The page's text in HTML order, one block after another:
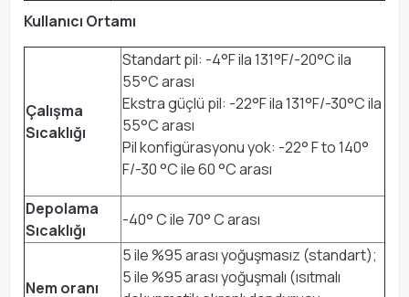
Kullanıcı Ortamı
Çalışma
Sıcaklığı
Standart pil: -4°F ila 131°F/-20°C ila
55°C arası
Ekstra güçlü pil: -22°F ila 131°F/-30°C ila
55°C arası
Pil konfigürasyonu yok: -22° F to 140°
F/-30 °C ile 60 °C arası
Depolama
Sıcaklığı
-40° C ile 70° C arası
Nem oranı
5 ile %95 arası yoğuşmasız (standart);
5 ile %95 arası yoğuşmalı (ısıtmalı